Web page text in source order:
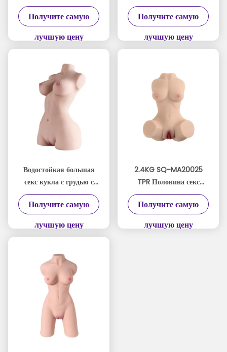
водонепроницаемая с
вагинальным туннелем
сертифицирован
Получите самую
лучшую цену
Торс Реалистичный
текстурированный
2,4 кг
Получите самую
лучшую цену
Водостойкая большая
секс кукла с грудью с
внутренней текстурой с
вагинальной и анальной
Получите самую
лучшую цену
2.4KG SQ-MA20025
TPR Половина секс
кукла с реалистичными
3D текстурами
Получите самую
лучшую цену